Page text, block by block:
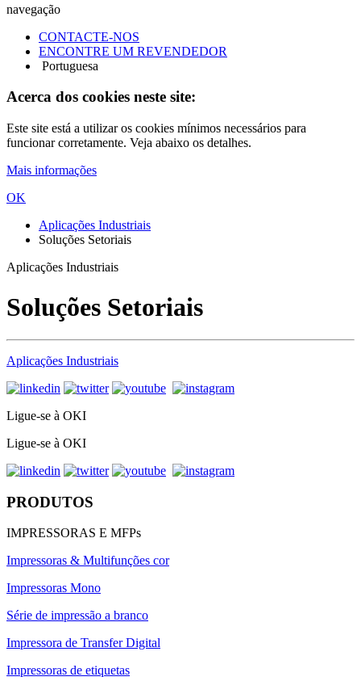
navegação
CONTACTE-NOS
ENCONTRE UM REVENDEDOR
Portuguesa
Acerca dos cookies neste site:
Este site está a utilizar os cookies mínimos necessários para
funcionar corretamente. Veja abaixo os detalhes.
Mais informações
OK
Aplicações Industriais
Soluções Setoriais
Aplicações Industriais
Soluções Setoriais
Aplicações Industriais
Ligue-se à OKI
Ligue-se à OKI
PRODUTOS
IMPRESSORAS E MFPs
Impressoras & Multifunções cor
Impressoras Mono
Série de impressão a branco
Impressora de Transfer Digital
Impressoras de etiquetas